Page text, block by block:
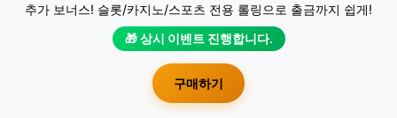
추가 보너스! 슬롯/카지노/스포츠 전용 롤링으로 출금까지 쉽게!
🎁 상시 이벤트 진행합니다.
구매하기